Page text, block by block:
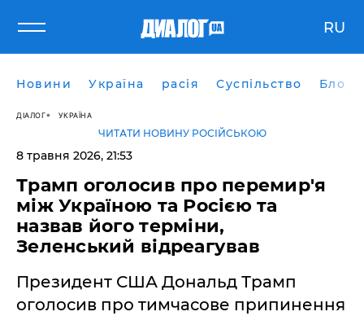
RU
Новини Україна расія Суспільство Блоги
ДІАЛОГ УКРАЇНА
ЧИТАТИ НОВИНУ РОСІЙСЬКОЮ
8 травня 2026, 21:53
​Трамп оголосив про перемир'я
між Україною та Росією та
назвав його терміни,
Зеленський відреагував
Президент США Дональд Трамп
оголосив про тимчасове припинення